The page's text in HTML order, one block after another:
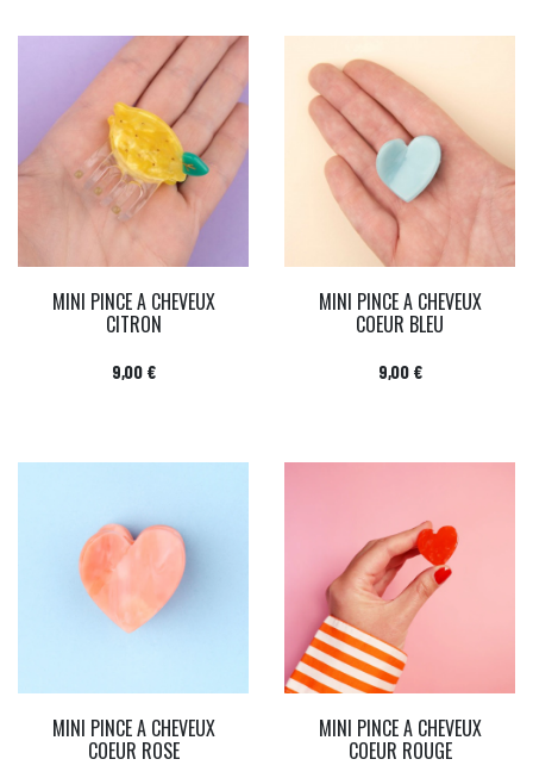
MINI PINCE A CHEVEUX
CITRON
Prix
9,00 €
MINI PINCE A CHEVEUX
COEUR BLEU
Prix
9,00 €
MINI PINCE A CHEVEUX
COEUR ROSE
MINI PINCE A CHEVEUX
COEUR ROUGE